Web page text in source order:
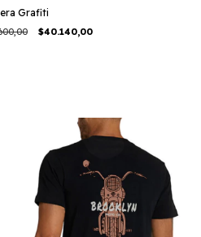
Grafiti
$40.140,00